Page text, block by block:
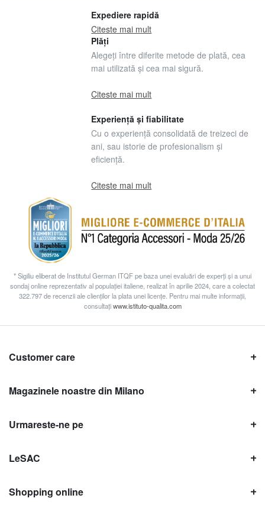
Expediere rapidă
Citeste mai mult
Plăți
Alegeți între diferite metode de plată, cea
mai utilizată și cea mai sigură.
Citeste mai mult
Experiență și fiabilitate
Cu o experiență consolidată de treizeci de
ani, sau istorie de profesionalism și
eficiență.
Citeste mai mult
* Sigiliu eliberat de Institutul German ITQF pe baza unei evaluări de experți și a unui
sondaj online reprezentativ al populației italiene, realizat în aprilie 2024, care a colectat
322.797 de recenzii ale clienților la plata unei licențe. Pentru mai multe informații,
consultațiwww.istituto-qualita.com
Customer care
Magazinele noastre din Milano
Urmareste-ne pe
LeSAC
Shopping online